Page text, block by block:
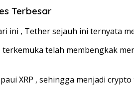
Terbesar
ini , Tether sejauh ini ternyata
telah membengkak
XRP , sehingga menjadi